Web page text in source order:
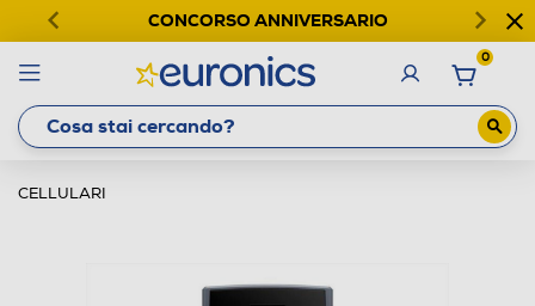
CONCORSO ANNIVERSARIO
0
CELLULARI